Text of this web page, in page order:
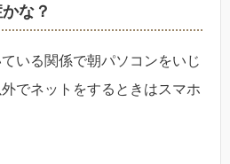
な？
いる関係で朝パソコンをいじ
でネットをするときはスマホ